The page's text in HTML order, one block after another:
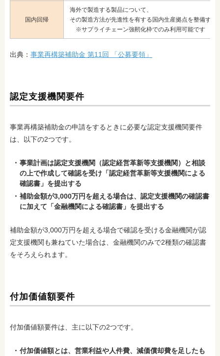
国内回帰
海外で製造する製品について、
その製造方法が先進性を有する国内生産拠点を整備する
※サプライチェーン強靭化枠でのみ利用可能です
出典： 事業再構築補助金 第11回 「公募要領」
認定支援機関要件
事業再構築補助金の申請をするときに必要な認定支援機関要件
は、以下の2つです。
事業計画は認定支援機関（認定経営革新等支援機関）と相談
の上で作成して確認を受け「認定経営革新等支援機関による
確認書」を提出する
補助金額が3,000万円を超える場合は、認定支援機関の確認書
に加えて「金融機関による確認書」を提出する
補助金額が3,000万円を超える場合で確認を受ける金融機関が認
定支援機関も兼ねていた場合は、金融機関のみで2種類の確認書
をそろえられます。
付加価値額要件
付加価値額要件は、主に以下の2つです。
付加価値額とは、営業利益や人件費、減価償却費を足したも